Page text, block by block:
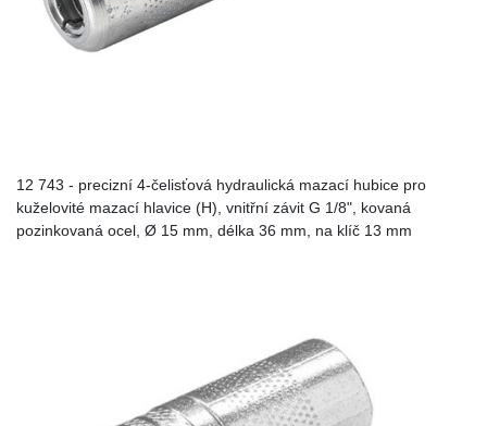
12 743 - precizní 4-čelisťová hydraulická mazací hubice pro
kuželovité mazací hlavice (H), vnitřní závit G 1/8", kovaná
pozinkovaná ocel, Ø 15 mm, délka 36 mm, na klíč 13 mm